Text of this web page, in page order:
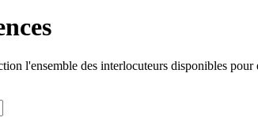
l'ensemble des interlocuteurs disponibles